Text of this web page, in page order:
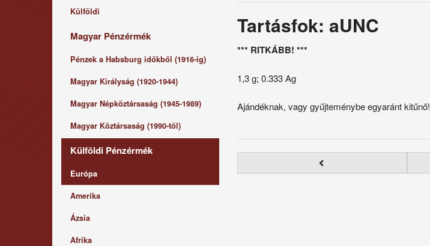
Tartásfok: aUNC
*** RITKÁBB! ***
1,3 g; 0.333 Ag
Ajándéknak, vagy gyűjteménybe egyaránt kitűnő!
Külföldi
Magyar Pénzérmék
Pénzek a Habsburg időkből (1916-ig)
Magyar Királyság (1920-1944)
Magyar Népköztársaság (1945-1989)
Magyar Köztársaság (1990-től)
Külföldi Pénzérmék
Európa
Amerika
Ázsia
Afrika